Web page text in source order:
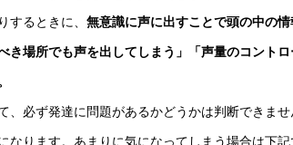
するときに、 無意識に声に出すことで頭の中の情
べき場所でも声を出してしまう」「声量のコント
、必ず発達に問題があるかどうかは判断できま
なります。あまりに気になってしまう場合は下